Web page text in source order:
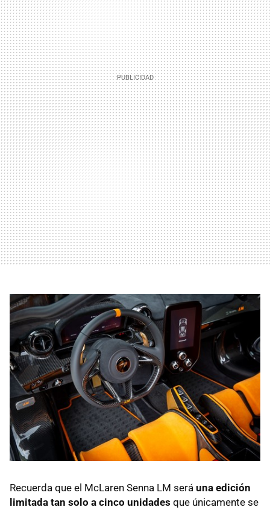
Recuerda que el McLaren Senna LM será una edición
limitada tan solo a cinco unidades que únicamente se